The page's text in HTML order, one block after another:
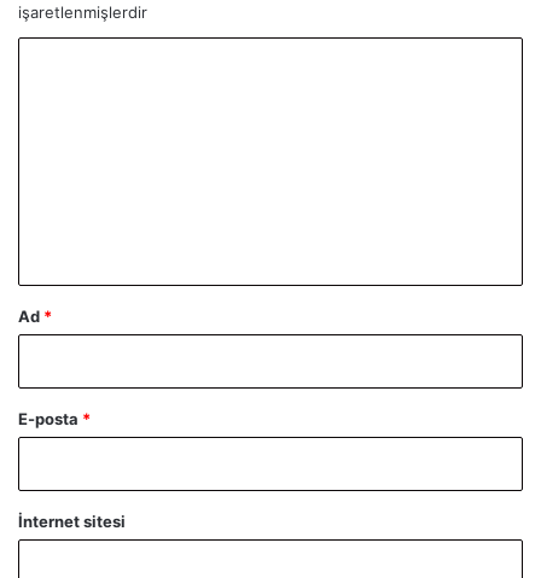
işaretlenmişlerdir
Ad *
E-posta *
İnternet sitesi